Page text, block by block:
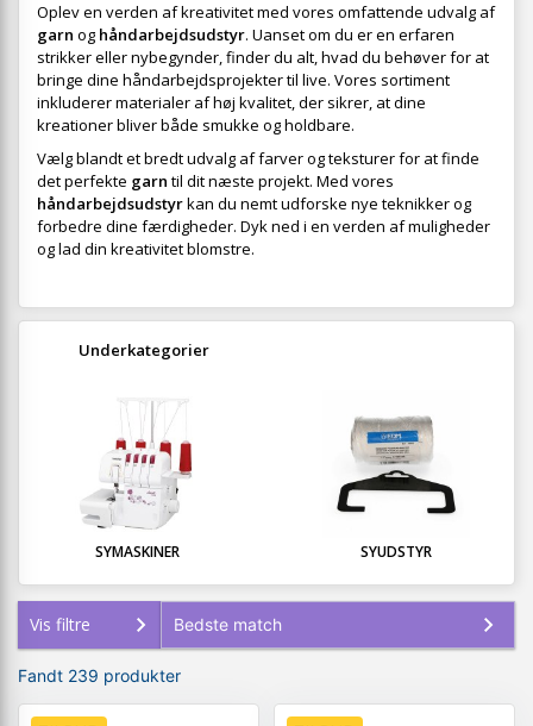
Oplev en verden af kreativitet med vores omfattende udvalg af
garn og håndarbejdsudstyr. Uanset om du er en erfaren
strikker eller nybegynder, finder du alt, hvad du behøver for at
bringe dine håndarbejdsprojekter til live. Vores sortiment
inkluderer materialer af høj kvalitet, der sikrer, at dine
kreationer bliver både smukke og holdbare.
Vælg blandt et bredt udvalg af farver og teksturer for at finde
det perfekte garn til dit næste projekt. Med vores
håndarbejdsudstyrkan du nemt udforske nye teknikker og
forbedre dine færdigheder. Dyk ned i en verden af muligheder
og lad din kreativitet blomstre.
Underkategorier
SYMASKINER SYUDSTYR
Vis filtre
Fandt 239 produkter